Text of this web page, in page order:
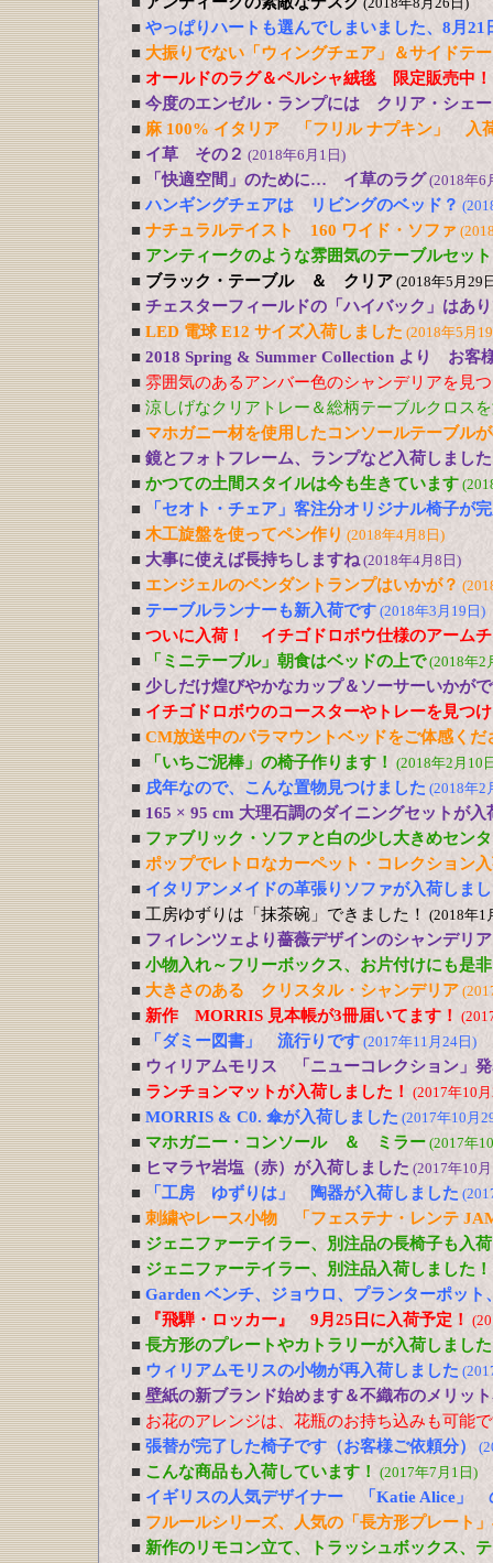
■ やっぱりハートも選んでしまいました、8月21
■ 大振りでない「ウィングチェア」＆サイドテ
■ オールドのラグ＆ペルシャ絨毯 限定販売中！
■ 今度のエンゼル・ランプには クリア・シェ
■ 麻 100% イタリア 「フリル ナプキン」 入
■ イ草 その２ (2018年6月1日)
■ 「快適空間」のために… イ草のラグ (2018年6
■ ハンギングチェアは リビングのベッド？
■ ナチュラルテイスト 160 ワイド・ソファ
■ アンティークのような雰囲気のテーブルセット
■ ブラック・テーブル ＆ クリア (2018年5月29
■ チェスターフィールドの「ハイバック」はあ
■ LED 電球 E12 サイズ入荷しました (2018年5月
■ 2018 Spring & Summer Collection より お客
■ 雰囲気のあるアンバー色のシャンデリアを見
■ 涼しげなクリアトレー＆総柄テーブルクロス
■ マホガニー材を使用したコンソールテーブル
■ 鏡とフォトフレーム、ランプなど入荷しました
■ かつての土間スタイルは今も生きています
■
「セオト・チェア」客注分オリジナル椅子が
■ 木工旋盤を使ってペン作り (2018年4月8日)
■ 大事に使えば長持ちしますね(2018年4月8日)
■ エンジェルのペンダントランプはいかが？
■ テーブルランナーも新入荷です (2018年3月19日)
■ ついに入荷！ イチゴドロボウ仕様のアーム
■
「ミニテーブル」朝食はベッドの上で(2018年2
■ 少しだけ煌びやかなカップ＆ソーサーいかが
■ イチゴドロボウのコースターやトレーを見つ
■ CM放送中のパラマウントベッドをご体感くだ
■
「いちご泥棒」の椅子作ります！ (2018年2月10
■ 戌年なので、こんな置物見つけました (2018年2
■ 165 × 95 cm 大理石調のダイニングセットが入
■ ファブリック・ソファと白の少し大きめセン
■ ポップでレトロなカーペット・コレクション
■ イタリアンメイドの革張りソファが入荷しま
■ 工房ゆずりは「抹茶碗」できました！ (2018年1
■ フィレンツェより薔薇デザインのシャンデリア
■ 小物入れ～フリーボックス、お片付けにも是
■ 大きさのある クリスタル・シャンデリア
■ 新作 MORRIS 見本帳が3冊届いてます！
■ 「ダミー図書」 流行りです (2017年11月24日)
■ ウィリアムモリス 「ニューコレクション」
■ ランチョンマットが入荷しました！ (2017年10
■ MORRIS & C0. 傘が入荷しました (2017年10月
■ マホガニー・コンソール ＆ ミラー (2017年
■ ヒマラヤ岩塩（赤）が入荷しました (2017年10
■ 「工房 ゆずりは」 陶器が入荷しました
■ 刺繍やレース小物 「フェステナ・レンテ
■ ジェニファーテイラー、別注品の長椅子も入
■ ジェニファーテイラー、別注品入荷しました！
■ Garden ベンチ、ジョウロ、プランターポット
■
『飛騨・ロッカー』 9月25日に入荷予定！
■ 長方形のプレートやカトラリーが入荷しました
■ ウィリアムモリスの小物が再入荷しました
■ 壁紙の新ブランド始めます＆不織布のメリッ
■ お花のアレンジは、花瓶のお持ち込みも可能
■ 張替が完了した椅子です（お客様ご依頼分）
■ こんな商品も入荷しています！ (2017年7月1日)
■ イギリスの人気デザイナー 「Katie Alice」
■ フルールシリーズ、人気の「長方形プレート
■ 新作のリモコン立て、トラッシュボックス、